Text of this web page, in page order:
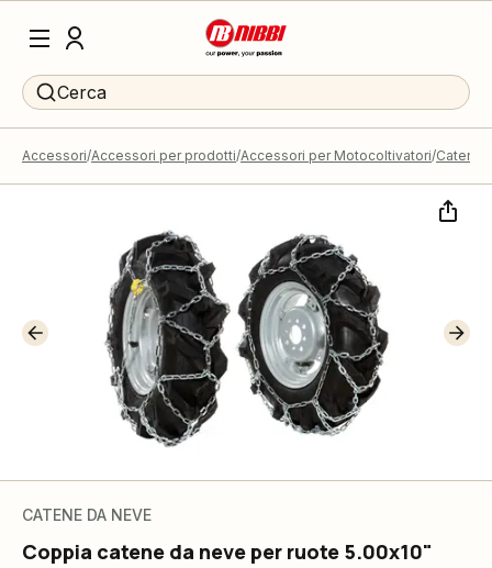
Cerca
Accessori Accessori per prodotti Accessori per Motocoltivatori Catene
CATENE DA NEVE
Coppia catene da neve per ruote 5.00x10"